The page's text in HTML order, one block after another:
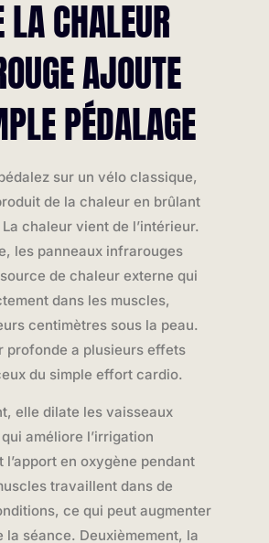
LA CHALEUR
AJOUTE
PÉDALAGE
sur un vélo classique,
de la chaleur en brûlant
chaleur vient de l’intérieur.
les panneaux infrarouges
de chaleur externe qui
dans les muscles,
centimètres sous la peau.
profonde a plusieurs effets
du simple effort cardio.
elle dilate les vaisseaux
améliore l’irrigation
l’apport en oxygène pendant
travaillent dans de
ce qui peut augmenter
la séance. Deuxièmement, la